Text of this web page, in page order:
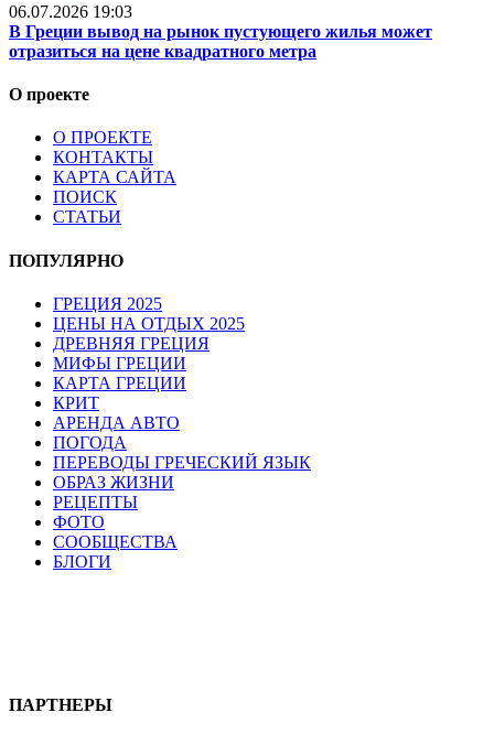
06.07.2026 19:03
В Греции вывод на рынок пустующего жилья может
отразиться на цене квадратного метра
О проекте
О ПРОЕКТЕ
КОНТАКТЫ
КАРТА САЙТА
ПОИСК
СТАТЬИ
ПОПУЛЯРНО
ГРЕЦИЯ 2025
ЦЕНЫ НА ОТДЫХ 2025
ДРЕВНЯЯ ГРЕЦИЯ
МИФЫ ГРЕЦИИ
КАРТА ГРЕЦИИ
КРИТ
АРЕНДА АВТО
ПОГОДА
ПЕРЕВОДЫ ГРЕЧЕСКИЙ ЯЗЫК
ОБРАЗ ЖИЗНИ
РЕЦЕПТЫ
ФОТО
СООБЩЕСТВА
БЛОГИ
ПАРТНЕРЫ